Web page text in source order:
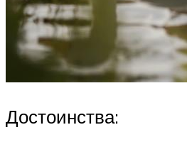
Достоинства: